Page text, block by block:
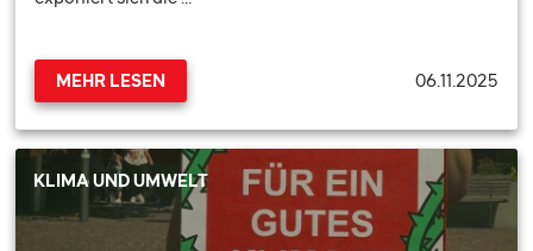
MEHR LESEN 06.11.2025
KLIMA UND UMWELT